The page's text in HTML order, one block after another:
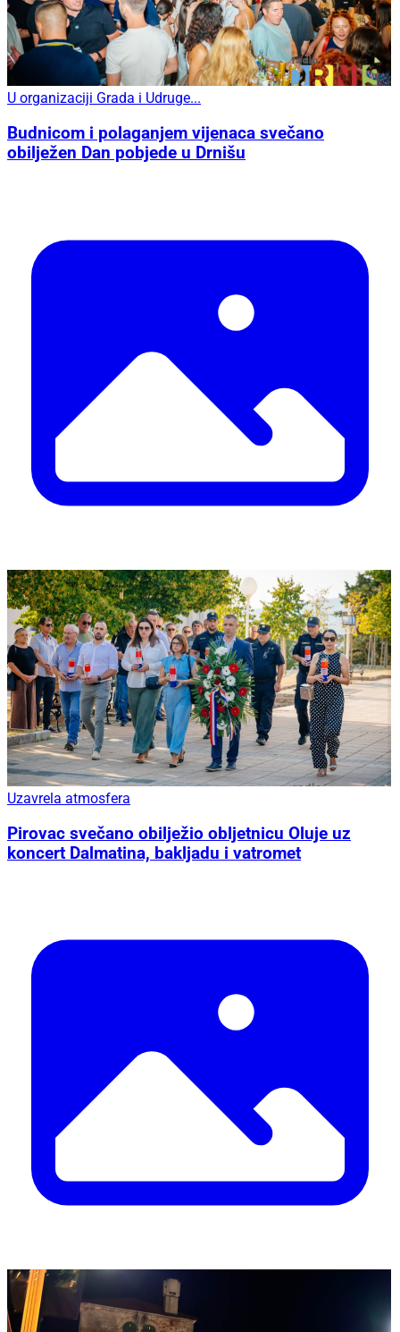
U organizaciji Grada i Udruge...
Budnicom i polaganjem vijenaca svečano
obilježen Dan pobjede u Drnišu
Uzavrela atmosfera
Pirovac svečano obilježio obljetnicu Oluje uz
koncert Dalmatina, bakljadu i vatromet